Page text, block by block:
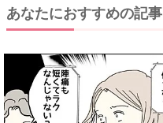
あなたにおすすめの記事